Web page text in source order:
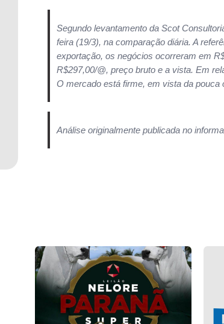
Segundo levantamento da Scot
feira (19/3), na comparação diária. A
exportação, os negócios ocorreram em
R$297,00/@, preço bruto e a vista. Em
O mercado está firme, em vista da pouca
Análise originalmente publicada no